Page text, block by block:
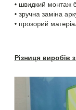
• швидкий монтаж
• зручна заміна
• прозорий
Різниця виробів